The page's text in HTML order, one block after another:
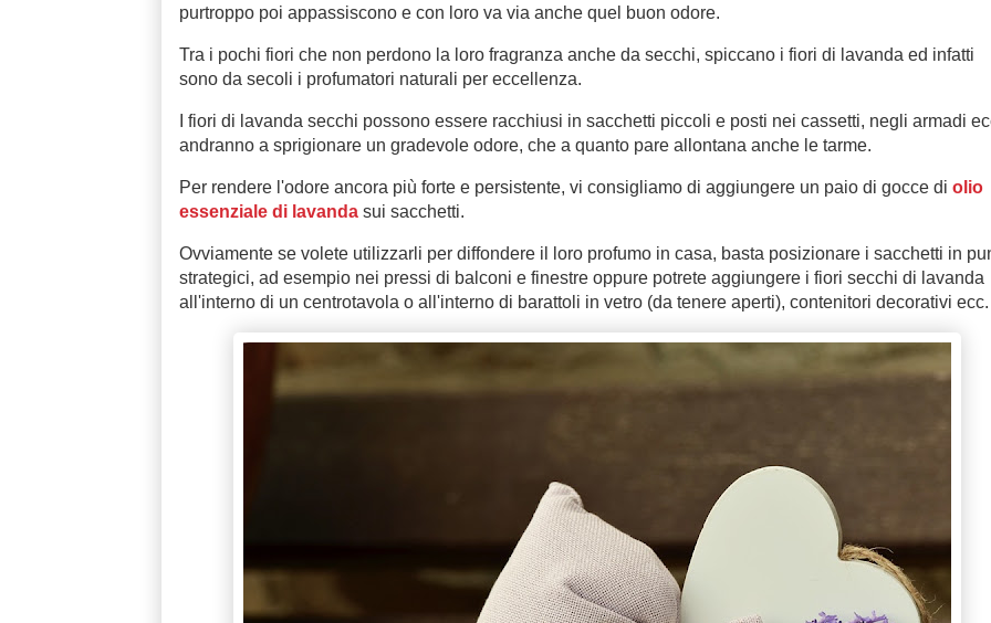
purtroppo poi appassiscono e con loro va via anche quel buon odore.
Tra i pochi fiori che non perdono la loro fragranza anche da secchi, spiccano i fiori di lavanda ed infatti
sono da secoli i profumatori naturali per eccellenza.
I fiori di lavanda secchi possono essere racchiusi in sacchetti piccoli e posti nei cassetti, negli armadi
andranno a sprigionare un gradevole odore, che a quanto pare allontana anche le tarme.
Per rendere l'odore ancora più forte e persistente, vi consigliamo di aggiungere un paio di gocce di olio
essenziale di lavandasui sacchetti.
Ovviamente se volete utilizzarli per diffondere il loro profumo in casa, basta posizionare i sacchetti in
strategici, ad esempio nei pressi di balconi e finestre oppure potrete aggiungere i fiori secchi di lavanda
all'interno di un centrotavola o all'interno di barattoli in vetro (da tenere aperti), contenitori decorativi ecc.